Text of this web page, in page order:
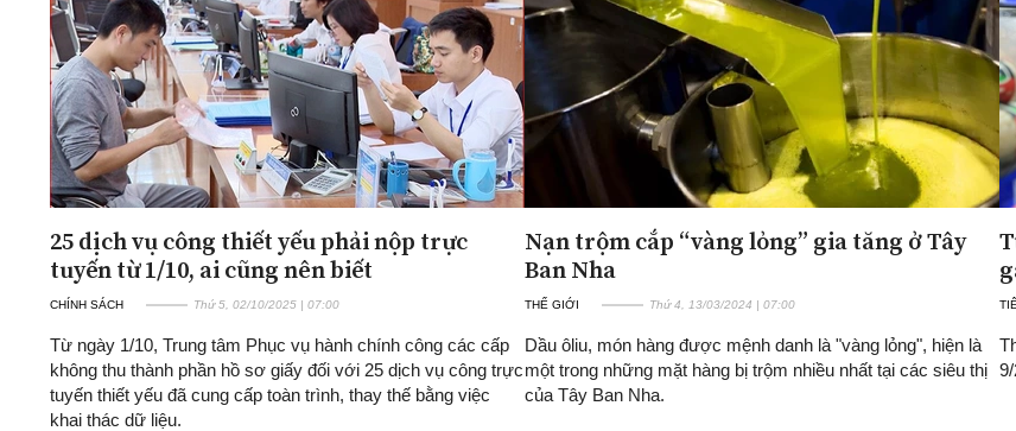
ĐA CHIỀU
Quan điểm
Xi nhan Trái Phải
Bạn đọc viết
INFOCUS
25 dịch vụ công thiết yếu phải nộp trực
tuyến từ 1/10, ai cũng nên biết
CHÍNH SÁCH Thứ 5, 02/10/2025 | 07:00
Từ ngày 1/10, Trung tâm Phục vụ hành chính công các cấp
không thu thành phần hồ sơ giấy đối với 25 dịch vụ công trực
tuyến thiết yếu đã cung cấp toàn trình, thay thế bằng việc
khai thác dữ liệu.
Nạn trộm cắp “vàng lỏng” gia tăng ở Tây
Ban Nha
THẾ GIỚI Thứ 4, 13/03/2024 | 07:00
Dầu ôliu, món hàng được mệnh danh là "vàng lỏng", hiện là
một trong những mặt hàng bị trộm nhiều nhất tại các siêu thị
của Tây Ban Nha.